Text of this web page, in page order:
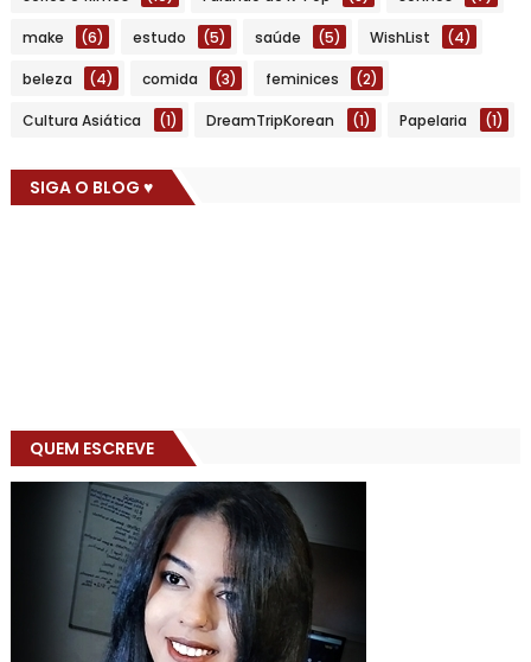
make (6) estudo (5) saúde (5) WishList (4)
beleza (4) comida (3) feminices (2)
Cultura Asiática (1) DreamTripKorean (1) Papelaria (1)
SIGA O BLOG ♥
QUEM ESCREVE